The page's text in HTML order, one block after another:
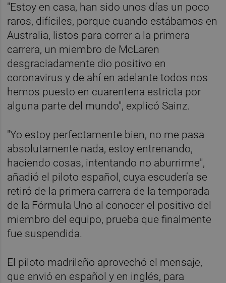
"Estoy en casa, han sido unos días un poco
raros, difíciles, porque cuando estábamos en
Australia, listos para correr a la primera
carrera, un miembro de McLaren
desgraciadamente dio positivo en
coronavirus y de ahí en adelante todos nos
hemos puesto en cuarentena estricta por
alguna parte del mundo", explicó Sainz.
"Yo estoy perfectamente bien, no me pasa
absolutamente nada, estoy entrenando,
haciendo cosas, intentando no aburrirme",
añadió el piloto español, cuya escudería se
retiró de la primera carrera de la temporada
de la Fórmula Uno al conocer el positivo del
miembro del equipo, prueba que finalmente
fue suspendida.
El piloto madrileño aprovechó el mensaje,
que envió en español y en inglés, para